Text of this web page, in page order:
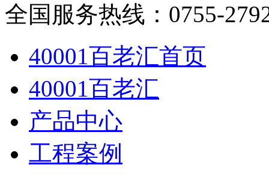
全国服务热线： 0755-
40001百老汇首页
40001百老汇
产品中心
工程案例